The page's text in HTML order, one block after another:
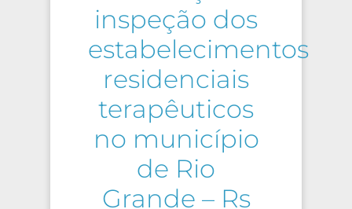
inspeção dos
estabelecimentos
residenciais
terapêuticos
no município
de Rio
Grande – Rs